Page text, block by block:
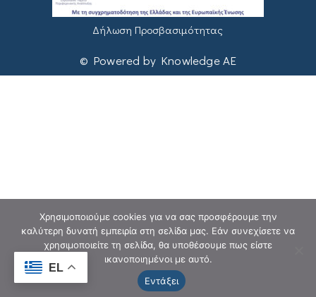
Δήλωση Προσβασιμότητας
© Powered by Knowledge AE
EL
Χρησιμοποιούμε cookies για να σας προσφέρουμε την
καλύτερη δυνατή εμπειρία στη σελίδα μας. Εάν συνεχίσετε να
χρησιμοποιείτε τη σελίδα, θα υποθέσουμε πως είστε
ικανοποιημένοι με αυτό.
Εντάξει